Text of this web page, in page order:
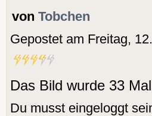
von Tobchen
Gepostet am Freitag,
Das Bild wurde 33
Du musst eingeloggt